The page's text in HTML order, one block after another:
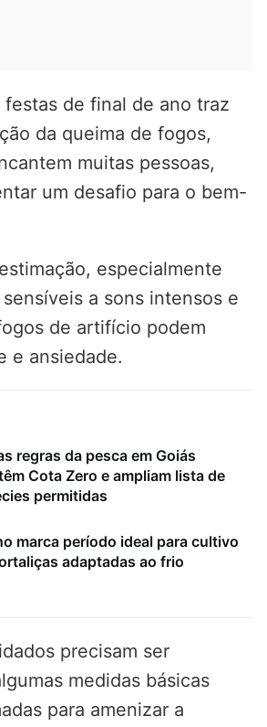
festas de final de ano traz
da queima de fogos,
muitas pessoas,
um desafio para o bem-
especialmente
a sons intensos e
de artifício podem
e ansiedade.
regras da pesca em Goiás
Cota Zero e ampliam lista de
permitidas
marca período ideal para cultivo
adaptadas ao frio
precisam ser
medidas básicas
para amenizar a